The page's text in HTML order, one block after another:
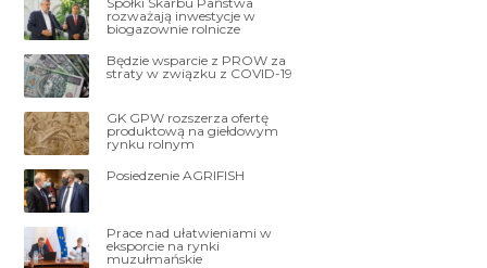
rozważają inwestycje w
biogazownie rolnicze
Będzie wsparcie z PROW za
straty w związku z COVID-19
GK GPW rozszerza ofertę
produktową na giełdowym
rynku rolnym
Posiedzenie AGRIFISH
Prace nad ułatwieniami w
eksporcie na rynki
muzułmańskie